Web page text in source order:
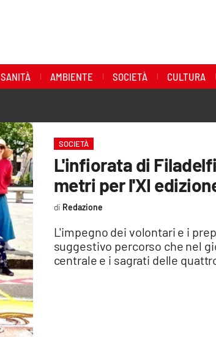
SANITÀ AMBIENTE SOCIETÀ CULTURA
SOCIETÀ
L'infiorata di
metri per l'XI
L'impegno dei volontari e i
suggestivo percorso che nel
centrale e i sagrati delle
Redazione